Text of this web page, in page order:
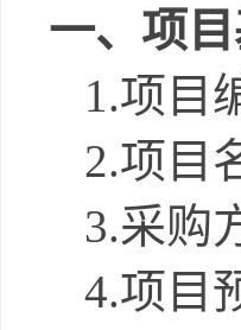
一、项
1.项目
2.项目
3.采购
4.项目